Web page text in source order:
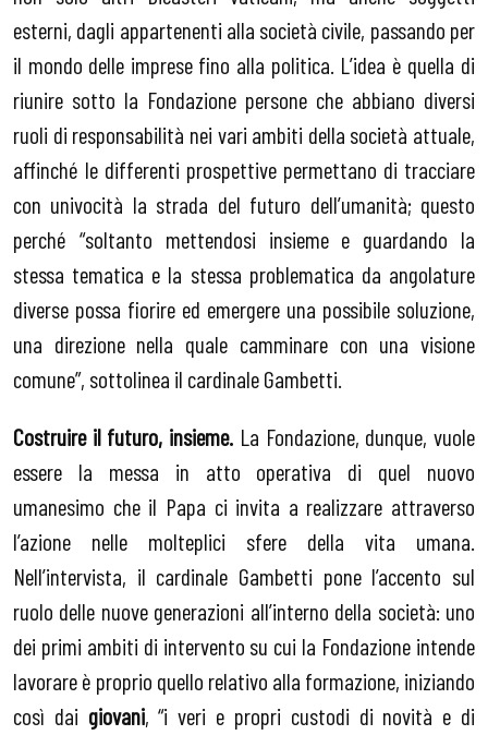
esterni, dagli appartenenti alla società civile, passando per
il mondo delle imprese fino alla politica. L’idea è quella di
riunire sotto la Fondazione persone che abbiano diversi
ruoli di responsabilità nei vari ambiti della società attuale,
affinché le differenti prospettive permettano di tracciare
con univocità la strada del futuro dell’umanità; questo
perché “soltanto mettendosi insieme e guardando la
stessa tematica e la stessa problematica da angolature
diverse possa fiorire ed emergere una possibile soluzione,
una direzione nella quale camminare con una visione
comune”, sottolinea il cardinale Gambetti.
Costruire il futuro, insieme. La Fondazione, dunque, vuole
essere la messa in atto operativa di quel nuovo
umanesimo che il Papa ci invita a realizzare attraverso
l’azione nelle molteplici sfere della vita umana.
Nell’intervista, il cardinale Gambetti pone l’accento sul
ruolo delle nuove generazioni all’interno della società: uno
dei primi ambiti di intervento su cui la Fondazione intende
lavorare è proprio quello relativo alla formazione, iniziando
così dai giovani, “i veri e propri custodi di novità e di